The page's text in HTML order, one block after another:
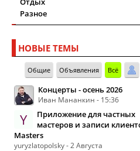
Разное
НОВЫЕ ТЕМЫ
Общие Объявления Всё
Концерты - осень 2026
Иван Мананкин - 15:36
Y
Приложение для частных
мастеров и записи
Masters
yuryzlatopolsky - 2 Августа